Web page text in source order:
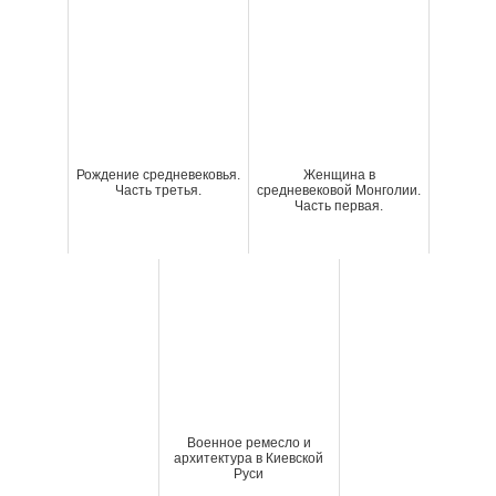
Рождение средневековья.
Часть третья.
Женщина в
средневековой Монголии.
Часть первая.
Военное ремесло и
архитектура в Киевской
Руси